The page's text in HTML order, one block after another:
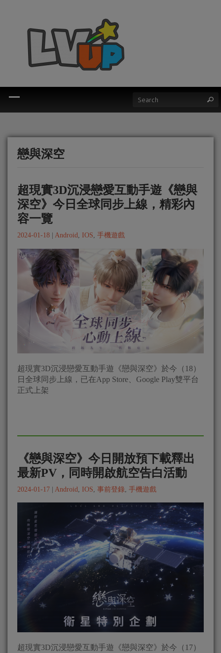
戀與深空
超現實3D沉浸戀愛互動手遊《戀與
深空》今日全球同步上線，精彩內
容一覽
2024-01-18 Android, IOS, 手機遊戲
超現實3D沉浸戀愛互動手遊《戀與深空》於今（18）
日全球同步上線，已在App Store、Google Play雙平台
正式上架
《戀與深空》今日開放預下載釋出
最新PV，同時開啟航空告白活動
2024-01-17 | Android IOS 事前登錄 手機遊戲
超現實3D沉浸戀愛互動手遊《戀與深空》於今（17）